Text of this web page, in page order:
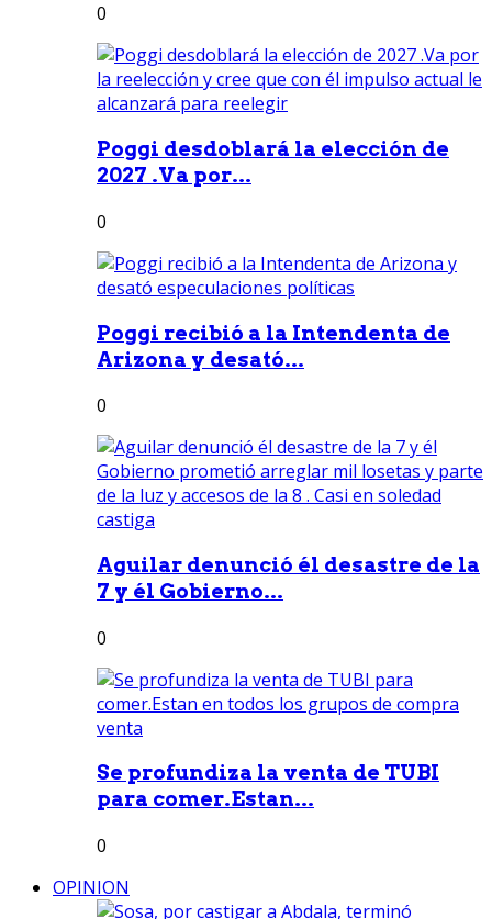
0
Poggi desdoblará la elección de
2027 .Va por...
0
Poggi recibió a la Intendenta de
Arizona y desató...
0
Aguilar denunció él desastre de la
7 y él Gobierno...
0
Se profundiza la venta de TUBI
para comer.Estan...
0
OPINION